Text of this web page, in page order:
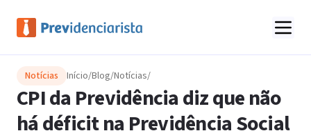
Notícias Início/Blog/Notícias/
CPI da Previdência diz que não
há déficit na Previdência Social